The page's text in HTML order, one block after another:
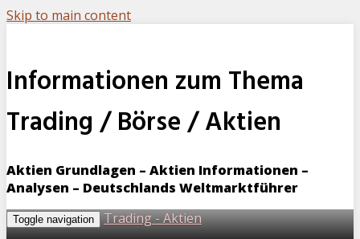
Skip to main content
Informationen zum Thema
Trading / Börse / Aktien
Aktien Grundlagen – Aktien Informationen –
Analysen – Deutschlands Weltmarktführer
Toggle navigation
Trading - Aktien